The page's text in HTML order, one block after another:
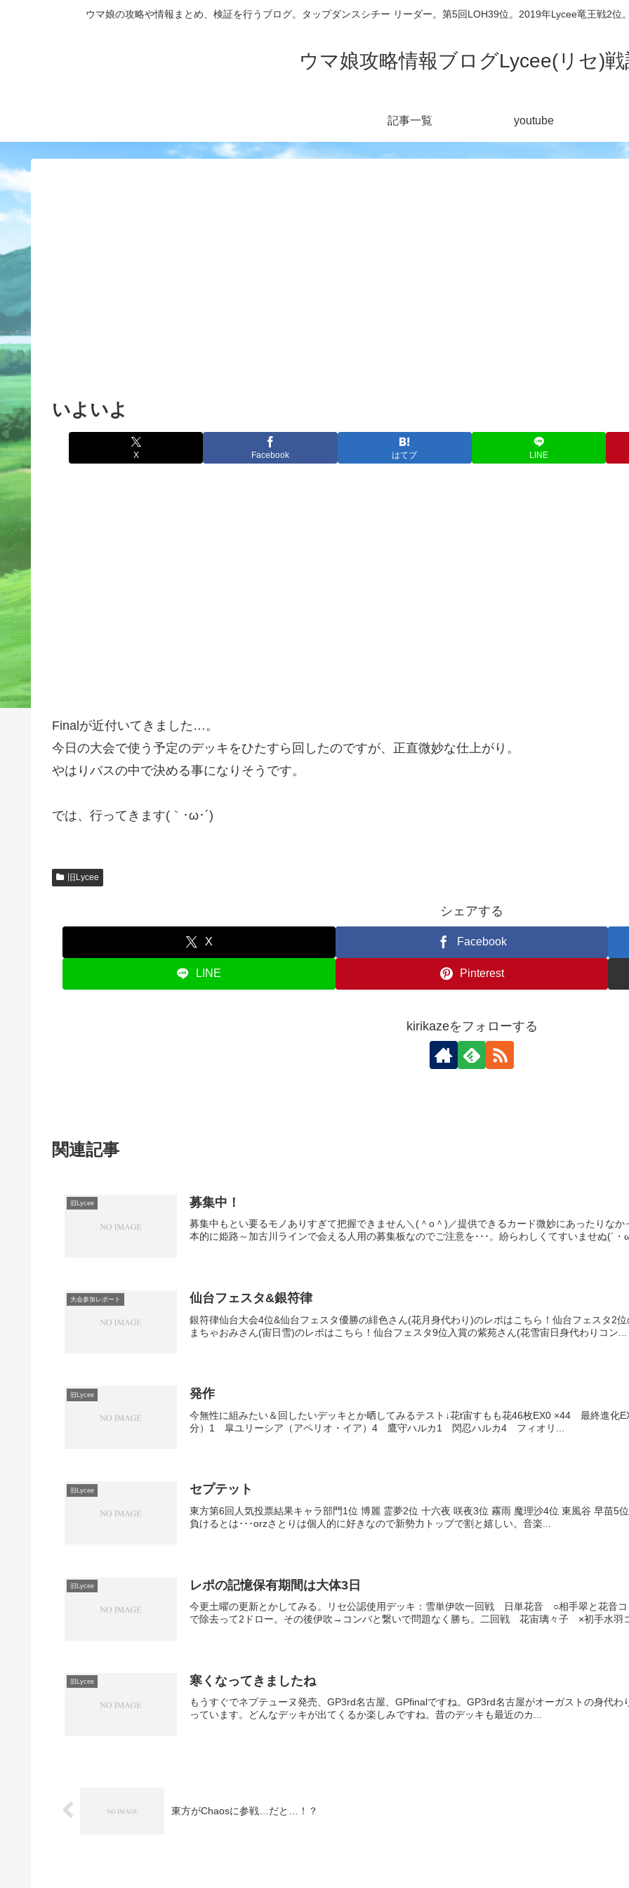
ウマ娘の攻略や情報まとめ、検証を行うブログ。タップダンスシチー リーダー。第5回LOH39位。2019年Lycee竜王戦2
ウマ娘攻略情報ブログLycee(リセ)戦
記事一覧 youtube
いよいよ
X Facebook はてブ LINE
Finalが近付いてきました…。
今日の大会で使う予定のデッキをひたすら回したのですが、正直微妙な仕上がり。
やはりバスの中で決める事になりそうです。
では、行ってきます(｀･ω･´)ゞ
旧Lycee
シェアする
X Facebook
LINE Pinterest
kirikazeをフォローする
関連記事
旧Lycee 募集中！
募集中もとい要るモノありすぎて把握できません＼(＾o＾)／提供できるカード微妙にあったりな
本的に姫路～加古川ラインで会える人用の募集板なのでご注意を･･･。紛らわしくてすいませぬ(´
大会参加レポート 仙台フェスタ&銀符律
銀符律仙台大会4位&仙台フェスタ優勝の緋色さん(花月身代わり)のレポはこちら！仙台フェスタ2
まちゃおみさん(宙日雪)のレポはこちら！仙台フェスタ9位入賞の紫苑さん(花雪宙日身代わりコン...
旧Lycee 発作
今無性に組みたい＆回したいデッキとか晒してみるテスト↓花t宙すもも花46枚EX0 ×44 最終進
分）1 皐ユリーシア（アペリオ・イア）4 鷹守ハルカ1 閃忍ハルカ4 フィオリ...
旧Lycee セプテット
東方第6回人気投票結果キャラ部門1位 博麗 霊夢2位 十六夜 咲夜3位 霧雨 魔理沙4位 東風谷 早苗5
負けるとは･･･orzさとりは個人的に好きなので新勢力トップで割と嬉しい。音楽...
旧Lycee レポの記憶保有期間は大体3日
今更土曜の更新とかしてみる。リセ公認使用デッキ：雪単伊吹一回戦 日単花音 ○相手翠と花音
で除去って2ドロー。その後伊吹→コンバと繋いで問題なく勝ち。二回戦 花宙璃々子 ×初手水羽
旧Lycee 寒くなってきましたね
もうすぐでネプテューヌ発売、GP3rd名古屋、GPfinalですね。GP3rd名古屋がオーガストの身代
っています。どんなデッキが出てくるか楽しみですね。昔のデッキも最近のカ...
東方がChaosに参戦…だと…！？